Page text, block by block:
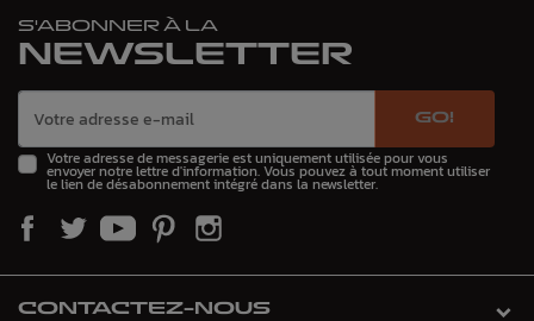
S'ABONNER À LA
NEWSLETTER
GO!
Votre adresse de messagerie est uniquement utilisée pour vous
envoyer notre lettre d'information. Vous pouvez à tout moment utiliser
le lien de désabonnement intégré dans la newsletter.
CONTACTEZ-NOUS